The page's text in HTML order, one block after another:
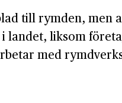
till rymden, men
landet, liksom
med